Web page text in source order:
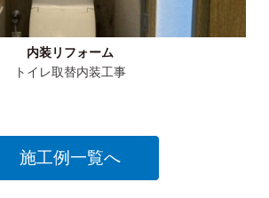
内装リフォーム
トイレ取替内装工事
施工例一覧へ